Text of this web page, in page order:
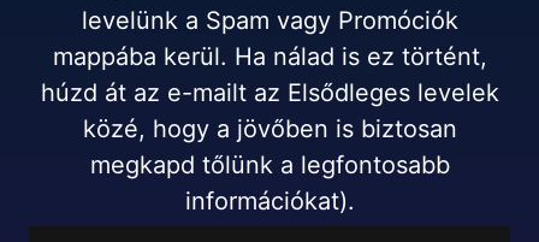
levelünk a Spam vagy Promóciók
mappába kerül. Ha nálad is ez történt,
húzd át az e-mailt az Elsődleges levelek
közé, hogy a jövőben is biztosan
megkapd tőlünk a legfontosabb
információkat).